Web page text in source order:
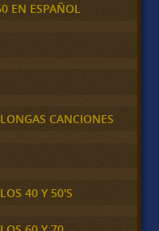
EN ESPAÑOL
CANCIONES
40 Y 50'S